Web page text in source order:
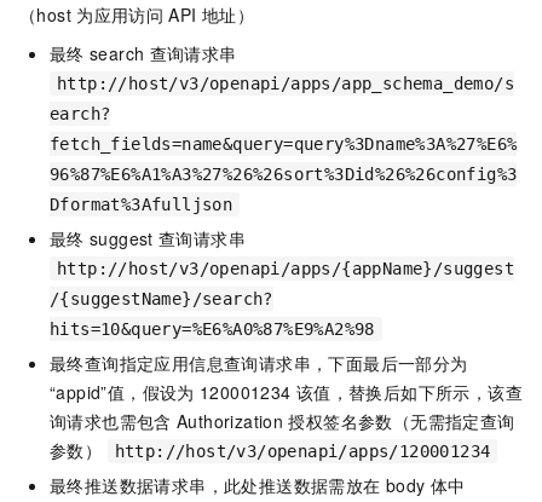
（host 为应用访问 API 地址）
最终 search 查询请求串
http://host/v3/openapi/apps/app_schema_demo/s
earch?
fetch_fields=name&query=query%3Dname%3A%27%E6%
96%87%E6%A1%A3%27%26%26sort%3Did%26%26config%3
Dformat%3Afulljson
最终 suggest 查询请求串
http://host/v3/openapi/apps/{appName}/suggest
/{suggestName}/search?
hits=10&query=%E6%A0%87%E9%A2%98
最终查询指定应用信息查询请求串，下面最后一部分为
“appid”值，假设为 120001234 该值，替换后如下所示，该查
询请求也需包含 Authorization 授权签名参数（无需指定查询
参数）
http://host/v3/openapi/apps/120001234
最终推送数据请求串，此处推送数据需放在 body 体中